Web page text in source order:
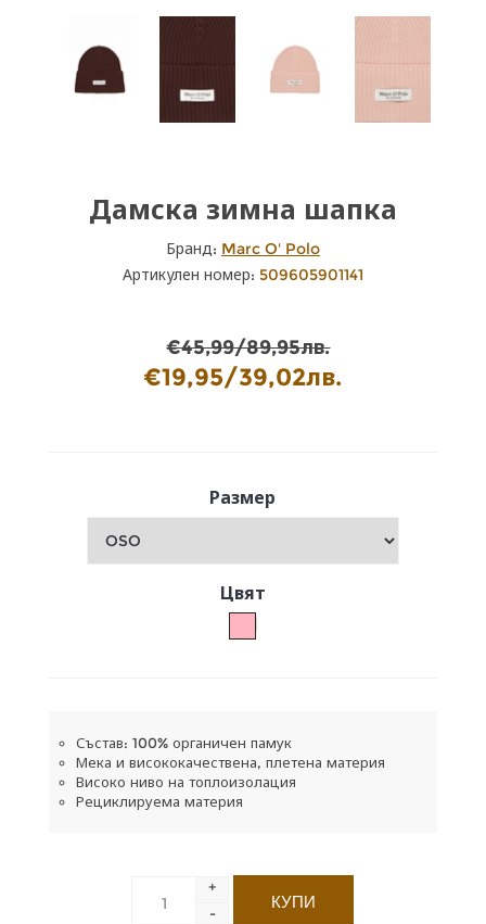
Дамска зимна шапка
Бранд: Marc O' Polo
Артикулен номер: 509605901141
€45,99/89,95лв.
€19,95/39,02лв.
Размер
Цвят
Състав: 100% органичен памук
Мека и висококачествена, плетена материя
Високо ниво на топлоизолация
Рециклируема материя
+
-